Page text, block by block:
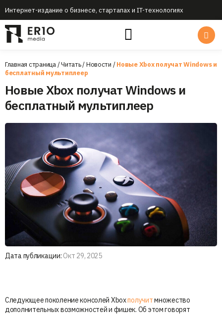
Интернет-издание о бизнесе, стартапах и IT-технологиях
Главная страница/Читать/Новости /Новые Xbox получат Windows и
бесплатный мультиплеер
Новые Xbox получат Windows и
бесплатный мультиплеер
Дата публикации: Окт 29, 2025
Следующее поколение консолей Xboxполучитмножество
дополнительных возможностей и фишек. Об этом говорят